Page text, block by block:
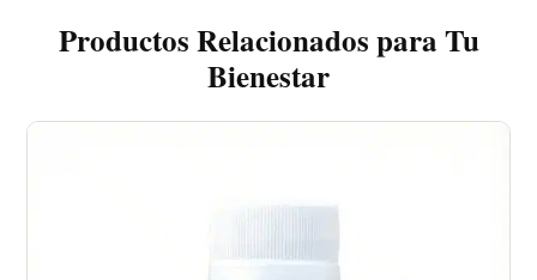
Productos Relacionados para Tu
Bienestar